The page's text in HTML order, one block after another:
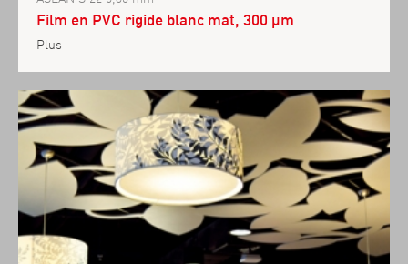
Film en PVC rigide blanc mat, 300 µm
Plus